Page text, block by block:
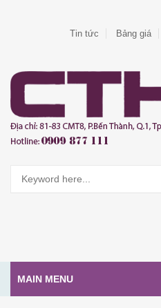
Tin tức Bảng giá
MAIN MENU